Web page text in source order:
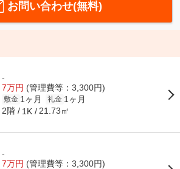
お問い合わせ(無料)
-
7万円 (管理費等：3,300円)
敷金 1ヶ月 礼金 1ヶ月
2階 1K 21.73㎡
-
7万円 (管理費等：3,300円)